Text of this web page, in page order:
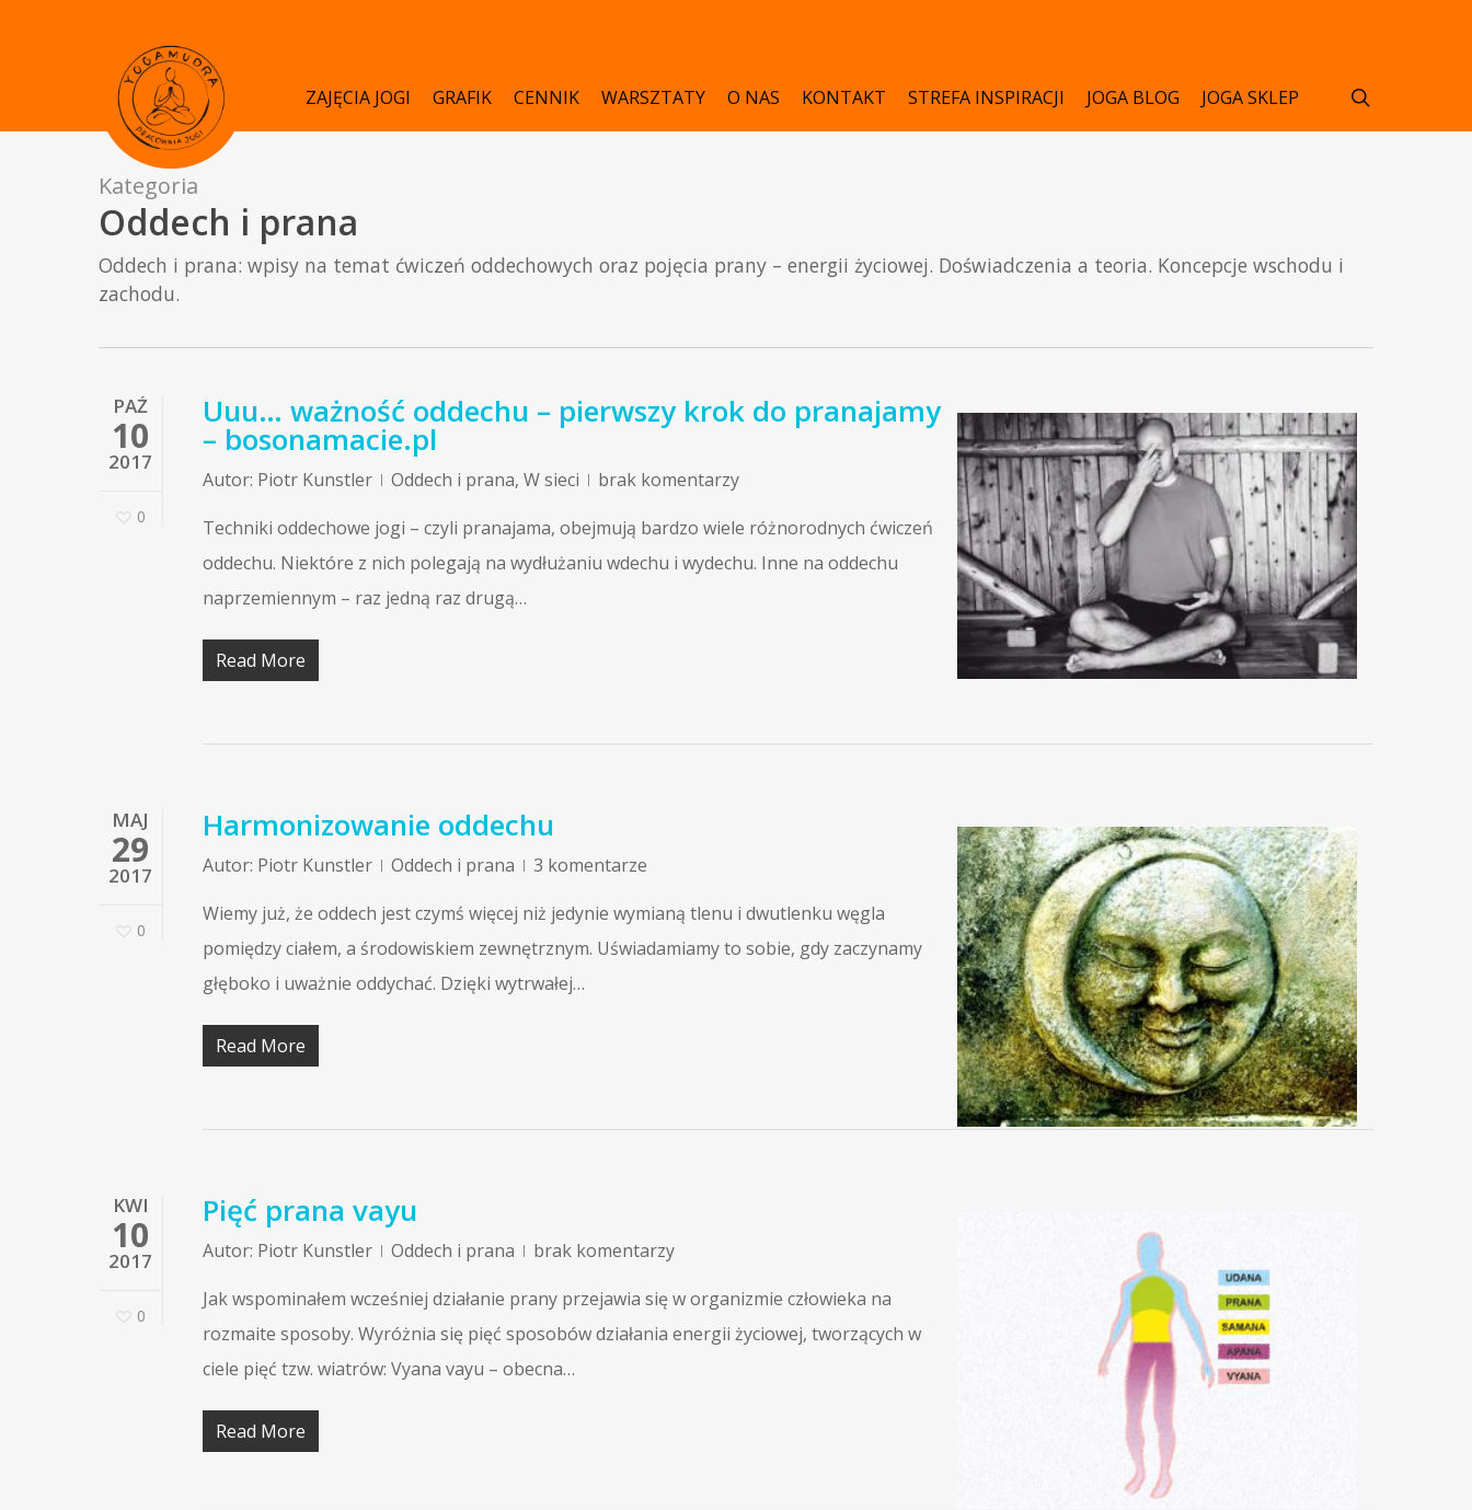
ZAJĘCIA JOGI GRAFIK CENNIK WARSZTATY O NAS KONTAKT STREFA INSPIRACJI JOGA BLOG JOGA SKLEP
Kategoria
Oddech i prana
Oddech i prana: wpisy na temat ćwiczeń oddechowych oraz pojęcia prany – energii życiowej. Doświadczenia a teoria. Koncepcje wschodu i
zachodu.
PAŹ
10
2017
0
Uuu… ważność oddechu – pierwszy krok do pranajamy
– bosonamacie.pl
Autor: Piotr Kunstler Oddech i prana, W sieci
brak komentarzy
Techniki oddechowe jogi – czyli pranajama, obejmują bardzo wiele różnorodnych ćwiczeń
oddechu. Niektóre z nich polegają na wydłużaniu wdechu i wydechu. Inne na oddechu
naprzemiennym – raz jedną raz drugą…
Read More
MAJ
29
2017
0
Harmonizowanie oddechu
Autor: Piotr Kunstler Oddech i prana
3 komentarze
Wiemy już, że oddech jest czymś więcej niż jedynie wymianą tlenu i dwutlenku węgla
pomiędzy ciałem, a środowiskiem zewnętrznym. Uświadamiamy to sobie, gdy zaczynamy
głęboko i uważnie oddychać. Dzięki wytrwałej…
Read More
KWI
10
2017
0
Pięć prana vayu
Autor: Piotr Kunstler Oddech i prana
brak komentarzy
Jak wspominałem wcześniej działanie prany przejawia się w organizmie człowieka na
rozmaite sposoby. Wyróżnia się pięć sposobów działania energii życiowej, tworzących w
ciele pięć tzw. wiatrów: Vyana vayu – obecna…
Read More